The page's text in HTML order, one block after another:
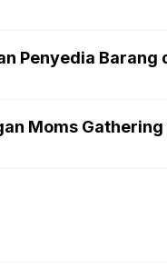
Penyedia
Moms